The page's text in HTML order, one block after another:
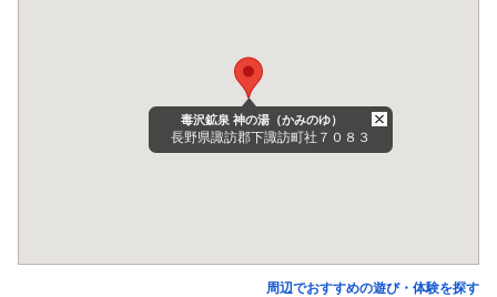
毒沢鉱泉 神の湯（かみのゆ）
長野県諏訪郡下諏訪町社７０８３
周辺でおすすめの遊び・体験を探す